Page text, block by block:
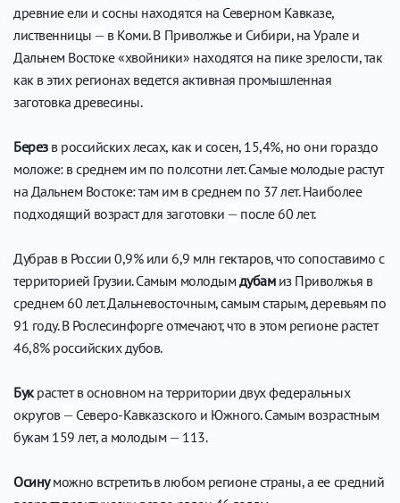
древние ели и сосны находятся на Северном Кавказе,
лиственницы —в Коми. В Приволжье и Сибири, на Урале и
Дальнем Востоке «хвойники» находятся на пике зрелости, так
как в этих регионах ведется активная промышленная
заготовка древесины.
Березв российских лесах, как и сосен, 15,4%, но они гораздо
моложе: в среднем им по полсотни лет. Самые молодые растут
на Дальнем Востоке: там им в среднем по 37 лет. Наиболее
подходящий возраст для заготовки —после 60 лет.
Дубрав в России 0,9% или 6,9 млн гектаров, что сопоставимо с
территорией Грузии. Самым молодым дубамиз Приволжья в
среднем 60 лет. Дальневосточным, самым старым, деревьям по
91 году. В Рослесинфорге отмечают, что в этом регионе растет
46,8% российских дубов.
Букрастет в основном на территории двух федеральных
округов —Северо-Кавказского и Южного. Самым возрастным
букам 159 лет, а молодым —113.
Осинуможно встретить в любом регионе страны, а ее средний